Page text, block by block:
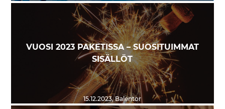
VUOSI 2023 PAKETISSA – SUOSITUIMMAT
SISÄLLÖT
15.12.2023,Balentor